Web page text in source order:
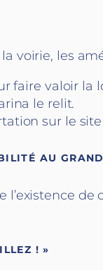
voirie, les
faire valoir la
le relit.
sur le
AU
de
! »